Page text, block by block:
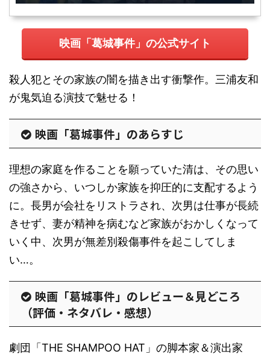
映画「葛城事件」の公式サイト
殺人犯とその家族の闇を描き出す衝撃作。三浦友和
が鬼気迫る演技で魅せる！
映画「葛城事件」のあらすじ
理想の家庭を作ることを願っていた清は、その思い
の強さから、いつしか家族を抑圧的に支配するよう
に。長男が会社をリストラされ、次男は仕事が長続
きせず、妻が精神を病むなど家族がおかしくなって
いく中、次男が無差別殺傷事件を起こしてしま
い…。
映画「葛城事件」のレビュー＆見どころ
（評価・ネタバレ・感想）
劇団「THE SHAMPOO HAT」の脚本家＆演出家